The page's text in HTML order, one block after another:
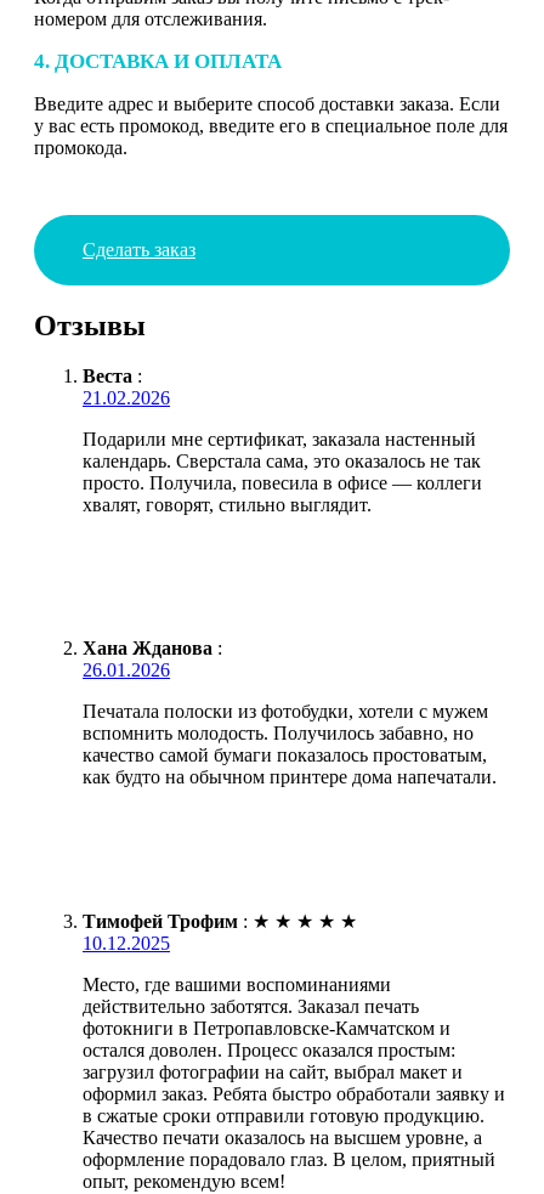
номером для отслеживания.
4. ДОСТАВКА И ОПЛАТА
Введите адрес и выберите способ доставки заказа. Если
у вас есть промокод, введите его в специальное поле для
промокода.
Сделать заказ
Отзывы
Веста :
21.02.2026
Подарили мне сертификат, заказала настенный
календарь. Сверстала сама, это оказалось не так
просто. Получила, повесила в офисе — коллеги
хвалят, говорят, стильно выглядит.
Хана Жданова :
26.01.2026
Печатала полоски из фотобудки, хотели с мужем
вспомнить молодость. Получилось забавно, но
качество самой бумаги показалось простоватым,
как будто на обычном принтере дома напечатали.
Тимофей Трофим : ★ ★ ★ ★ ★
10.12.2025
Место, где вашими воспоминаниями
действительно заботятся. Заказал печать
фотокниги в Петропавловске-Камчатском и
остался доволен. Процесс оказался простым:
загрузил фотографии на сайт, выбрал макет и
оформил заказ. Ребята быстро обработали заявку и
в сжатые сроки отправили готовую продукцию.
Качество печати оказалось на высшем уровне, а
оформление порадовало глаз. В целом, приятный
опыт, рекомендую всем!